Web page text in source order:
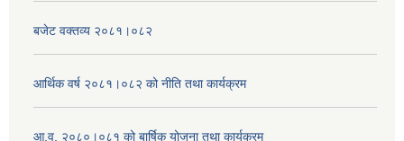
बजेट वक्तव्य २०८१।०८२
आर्थिक वर्ष २०८१।०८२ को नीति तथा कार्यक्रम
आ.व. २०८०।०८१ को बार्षिक योजना तथा कार्यक्रम